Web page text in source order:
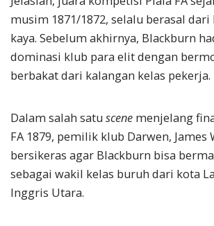
musim 1871/1872, selalu berasal
kaya. Sebelum akhirnya, Blackburn
dominasi klub para elit dengan
berbakat dari kalangan kelas pekerja.
Dalam salah satu scene menjelang
FA 1879, pemilik klub Darwen, James
bersikeras agar Blackburn bisa
sebagai wakil kelas buruh dari kota
Inggris Utara.